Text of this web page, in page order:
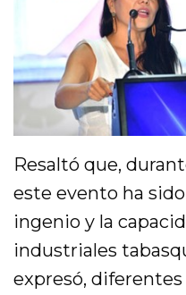
Resaltó que,
este evento ha
ingenio y la
industriales
expresó,